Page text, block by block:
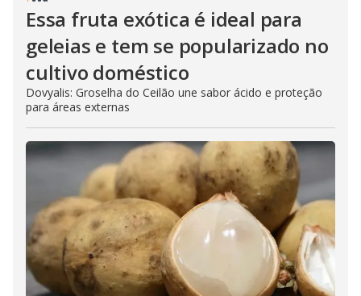
Essa fruta exótica é ideal para
geleias e tem se popularizado no
cultivo doméstico
Dovyalis: Groselha do Ceilão une sabor ácido e proteção
para áreas externas